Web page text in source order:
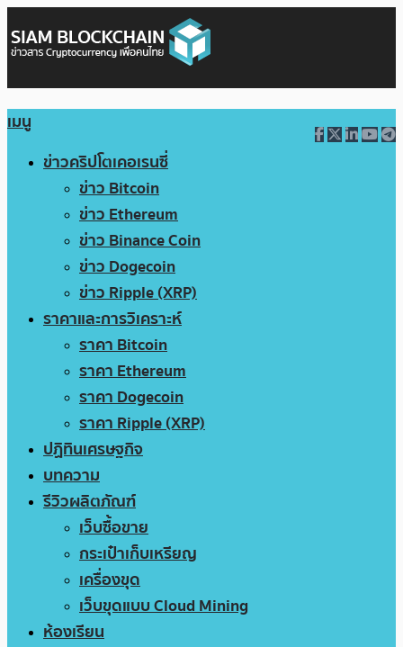
เมนู
ข่าวคริปโตเคอเรนซี่
ข่าว Bitcoin
ข่าว Ethereum
ข่าว Binance Coin
ข่าว Dogecoin
ข่าว Ripple (XRP)
ราคาและการวิเคราะห์
ราคา Bitcoin
ราคา Ethereum
ราคา Dogecoin
ราคา Ripple (XRP)
ปฏิทินเศรษฐกิจ
บทความ
รีวิวผลิตภัณฑ์
เว็บซื้อขาย
กระเป๋าเก็บเหรียญ
เครื่องขุด
เว็บขุดแบบ Cloud Mining
ห้องเรียน